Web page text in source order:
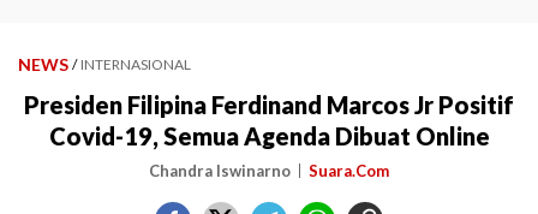
NEWS / INTERNASIONAL
Presiden Filipina Ferdinand Marcos Jr Positif
Covid-19, Semua Agenda Dibuat Online
Chandra Iswinarno Suara.Com